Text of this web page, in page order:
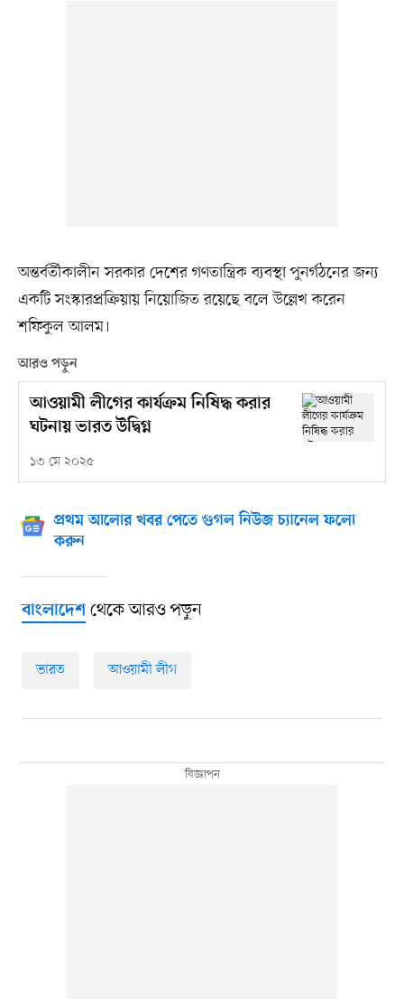
অন্তর্বর্তীকালীন সরকার দেশের গণতান্ত্রিক ব্যবস্থা পুনর্গঠনের জন্য
একটি সংস্কারপ্রক্রিয়ায় নিয়োজিত রয়েছে বলে উল্লেখ করেন
শফিকুল আলম।
আরও পড়ুন
আওয়ামী লীগের কার্যক্রম নিষিদ্ধ করার
ঘটনায় ভারত উদ্বিগ্ন
১৩ মে ২০২৫
প্রথম আলোর খবর পেতে গুগল নিউজ চ্যানেল ফলো
করুন
বাংলাদেশথেকে আরও পড়ুন
ভারত আওয়ামী লীগ